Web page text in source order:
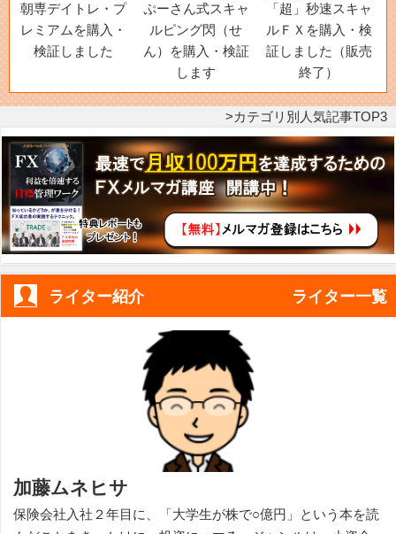
朝専デイトレ・プ
レミアムを購入・
検証しました
ぷーさん式スキャ
ルピング閃（せ
ん）を購入・検証
します
「超」秒速スキャ
ルＦＸを購入・検
証しました（販売
終了）
カテゴリ別人気記事TOP3
ライター紹介 ライター一覧
加藤ムネヒサ
保険会社入社２年目に、「大学生が株で○億円」という本を読